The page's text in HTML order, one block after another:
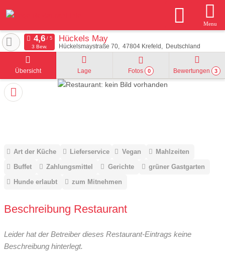
Menu
Hückels May
Hückelsmaystraße 70 47804 Krefeld Deutschland
3 Bew.
Übersicht Lage Fotos 0 Bewertungen 3
Art der Küche Lieferservice Vegan
Mahlzeiten
Buffet
Zahlungsmittel Gerichte
grüner Gastgarten
Hunde erlaubt
zum Mitnehmen
Beschreibung Restaurant
Leider hat der Betreiber dieses Restaurant-Eintrags keine
Beschreibung hinterlegt.